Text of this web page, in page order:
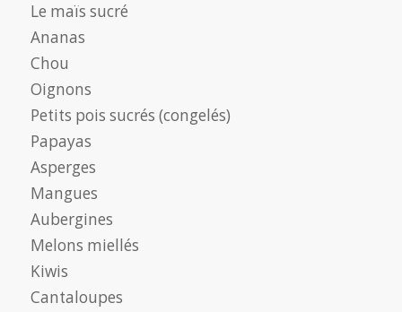
Le maïs sucré
Ananas
Chou
Oignons
Petits pois sucrés (congelés)
Papayas
Asperges
Mangues
Aubergines
Melons miellés
Kiwis
Cantaloupes